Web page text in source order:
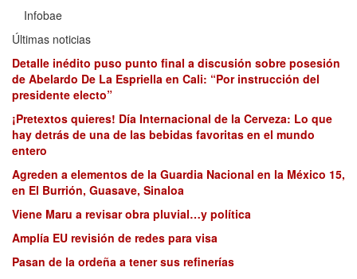
Infobae
Últimas noticias
Detalle inédito puso punto final a discusión sobre posesión
de Abelardo De La Espriella en Cali: “Por instrucción del
presidente electo”
¡Pretextos quieres! Día Internacional de la Cerveza: Lo que
hay detrás de una de las bebidas favoritas en el mundo
entero
Agreden a elementos de la Guardia Nacional en la México 15,
en El Burrión, Guasave, Sinaloa
Viene Maru a revisar obra pluvial…y política
Amplía EU revisión de redes para visa
Pasan de la ordeña a tener sus refinerías